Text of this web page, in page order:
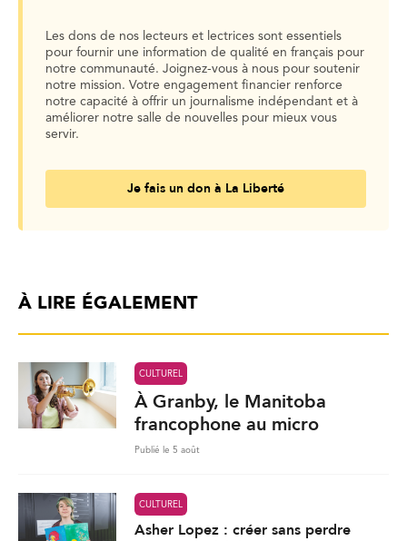
Les dons de nos lecteurs et lectrices sont essentiels
pour fournir une information de qualité en français pour
notre communauté. Joignez-vous à nous pour soutenir
notre mission. Votre engagement financier renforce
notre capacité à offrir un journalisme indépendant et à
améliorer notre salle de nouvelles pour mieux vous
servir.
Je fais un don à La Liberté
À LIRE ÉGALEMENT
CULTUREL
À Granby, le Manitoba
francophone au micro
Publié le 5 août
CULTUREL
Asher Lopez : créer sans perdre